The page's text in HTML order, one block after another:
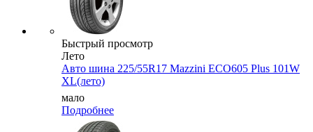
Быстрый просмотр
Лето
Авто шина 225/55R17 Mazzini ECO605 Plus 101W
XL(лето)
мало
Подробнее